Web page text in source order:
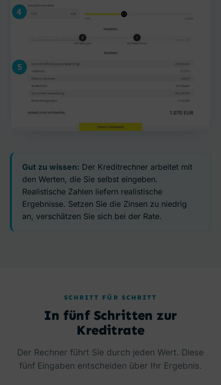
Gut zu wissen: Der Kreditrechner arbeitet mit
den Werten, die Sie selbst eingeben.
Realistische Zahlen liefern realistische
Ergebnisse. Setzen Sie die Zinsen zu niedrig
an, verschätzen Sie sich bei der Rate.
SCHRITT FÜR SCHRITT
In fünf Schritten zur
Kreditrate
Der Rechner führt Sie durch jeden Wert. Diese
fünf Eingaben entscheiden über Ihr Ergebnis.